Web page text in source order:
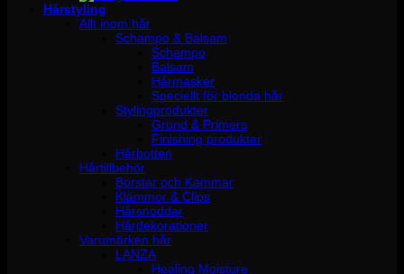
Hårstyling
Allt inom hår
Schampo & Balsam
Schampo
Balsam
Hårmasker
Speciellt för blonda hår
Stylingprodukter
Grund & Primers
Finishing produkter
Hårbotten
Hårtillbehör
Borstar och Kammar
Klämmor & Clips
Hårsnoddar
Hårdekorationer
Varumärken hår
LANZA
Healing Moisture